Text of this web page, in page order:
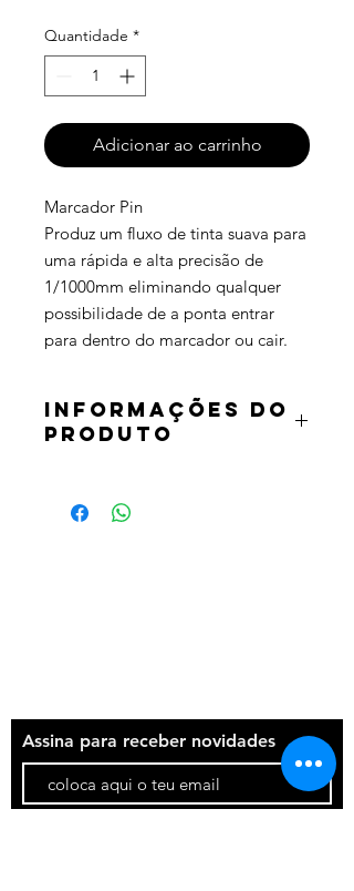
Quantidade *
Adicionar ao carrinho
Marcador Pin
Produz um fluxo de tinta suava para
uma rápida e alta precisão de
1/1000mm eliminando qualquer
possibilidade de a ponta entrar
para dentro do marcador ou cair.
INFORMAÇÕES DO
PRODUTO
com um design inovador.
Ponta 0,3mm de cor preto
Assina para receber novidades